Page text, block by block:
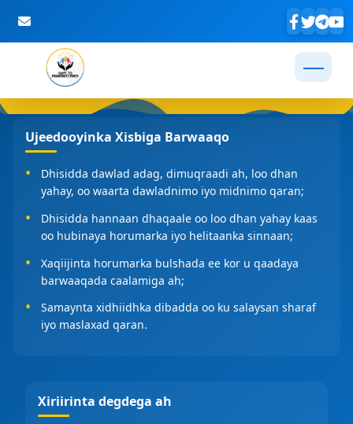
Skip to Main Content
Ujeedooyinka Xisbiga Barwaaqo
Dhisidda dawlad adag, dimuqraadi ah, loo dhan
yahay, oo waarta dawladnimo iyo midnimo qaran;
Dhisidda hannaan dhaqaale oo loo dhan yahay kaas
oo hubinaya horumarka iyo helitaanka sinnaan;
Xaqiijinta horumarka bulshada ee kor u qaadaya
barwaaqada caalamiga ah;
Samaynta xidhiidhka dibadda oo ku salaysan sharaf
iyo maslaxad qaran.
Xiriirinta degdega ah